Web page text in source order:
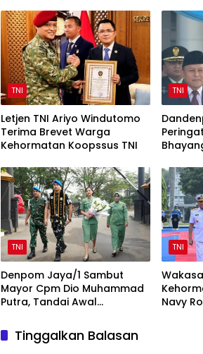
TNI
Letjen TNI Ariyo Windutomo
Terima Brevet Warga
Kehormatan Koopssus TNI
TNI
TNI
Denpom Jaya/1 Sambut
Mayor Cpm Dio Muhammad
Putra, Tandai Awal
TNI
Navy
Tinggalkan Balasan